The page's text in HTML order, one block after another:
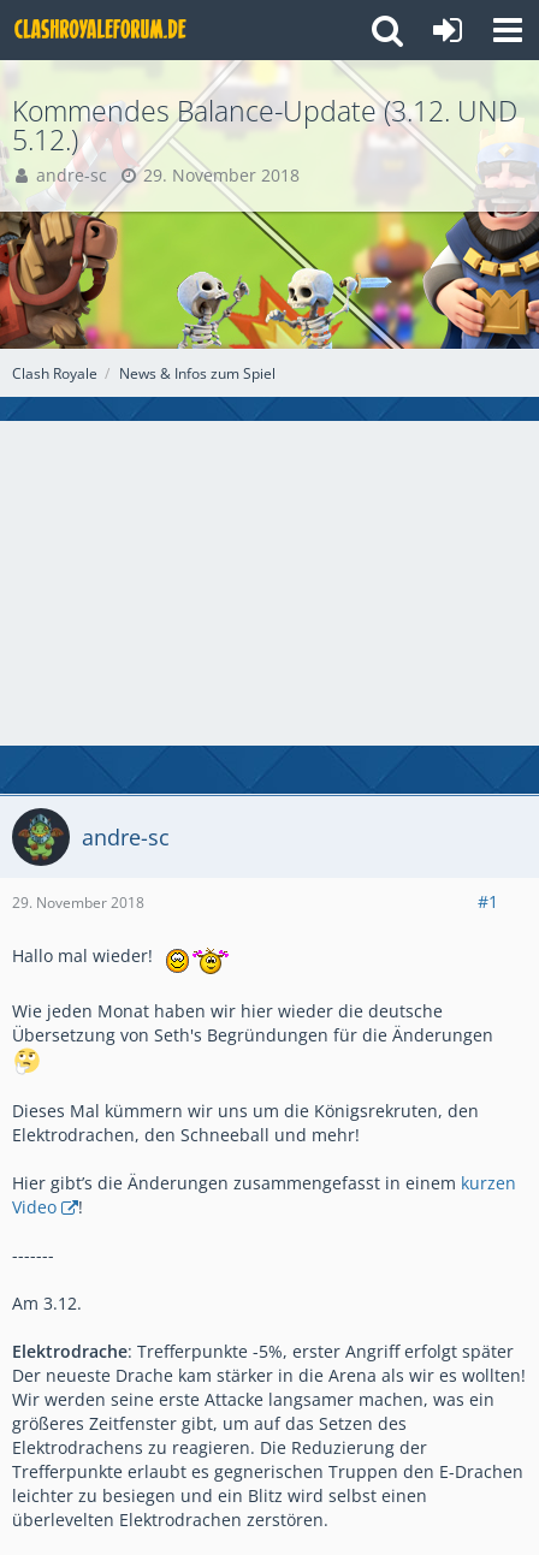
Clash Royale News & Infos zum Spiel
Kommendes Balance-Update (3.12. UND
5.12.)
andre-sc 29. November 2018
andre-sc
29. November 2018 #1
Hallo mal wieder!
Wie jeden Monat haben wir hier wieder die deutsche
Übersetzung von Seth's Begründungen für die Änderungen
Dieses Mal kümmern wir uns um die Königsrekruten, den
Elektrodrachen, den Schneeball und mehr!
Hier gibt’s die Änderungen zusammengefasst in einem kurzen
Video
!
-------
Am 3.12.
Elektrodrache: Trefferpunkte -5%, erster Angriff erfolgt später
Der neueste Drache kam stärker in die Arena als wir es wollten!
Wir werden seine erste Attacke langsamer machen, was ein
größeres Zeitfenster gibt, um auf das Setzen des
Elektrodrachens zu reagieren. Die Reduzierung der
Trefferpunkte erlaubt es gegnerischen Truppen den E-Drachen
leichter zu besiegen und ein Blitz wird selbst einen
überlevelten Elektrodrachen zerstören.